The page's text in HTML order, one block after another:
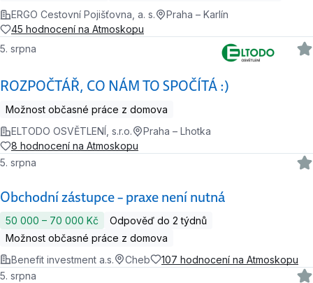
ERGO Cestovní Pojišťovna, a. s.
Praha – Karlín
45 hodnocení na Atmoskopu
ROZPOČTÁŘ, CO NÁM TO SPOČÍTÁ :)
5. srpna
Možnost občasné práce z domova
ELTODO OSVĚTLENÍ, s.r.o.
Praha – Lhotka
8 hodnocení na Atmoskopu
Obchodní zástupce – praxe není nutná
5. srpna
50 000 ‍–‍ 70 000 Kč
Odpověď do 2 týdnů
Možnost občasné práce z domova
Benefit investment a.s.
Cheb 107 hodnocení na Atmoskopu
5. srpna